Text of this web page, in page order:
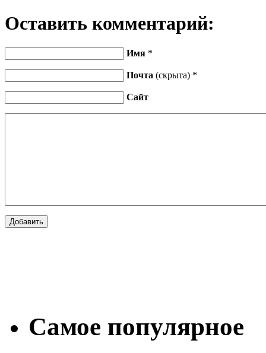
Оставить комментарий:
Имя *
Почта (скрыта) *
Сайт
Самое популярное